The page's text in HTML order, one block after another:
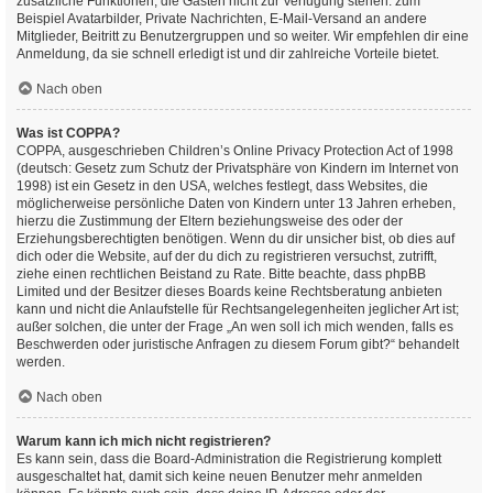
Beispiel Avatarbilder, Private Nachrichten, E-Mail-Versand an andere
Mitglieder, Beitritt zu Benutzergruppen und so weiter. Wir empfehlen dir eine
Anmeldung, da sie schnell erledigt ist und dir zahlreiche Vorteile bietet.
Nach oben
Was ist COPPA?
COPPA, ausgeschrieben Children’s Online Privacy Protection Act of 1998
(deutsch: Gesetz zum Schutz der Privatsphäre von Kindern im Internet von
1998) ist ein Gesetz in den USA, welches festlegt, dass Websites, die
möglicherweise persönliche Daten von Kindern unter 13 Jahren erheben,
hierzu die Zustimmung der Eltern beziehungsweise des oder der
Erziehungsberechtigten benötigen. Wenn du dir unsicher bist, ob dies auf
dich oder die Website, auf der du dich zu registrieren versuchst, zutrifft,
ziehe einen rechtlichen Beistand zu Rate. Bitte beachte, dass phpBB
Limited und der Besitzer dieses Boards keine Rechtsberatung anbieten
kann und nicht die Anlaufstelle für Rechtsangelegenheiten jeglicher Art ist;
außer solchen, die unter der Frage „An wen soll ich mich wenden, falls es
Beschwerden oder juristische Anfragen zu diesem Forum gibt?“ behandelt
werden.
Nach oben
Warum kann ich mich nicht registrieren?
Es kann sein, dass die Board-Administration die Registrierung komplett
ausgeschaltet hat, damit sich keine neuen Benutzer mehr anmelden